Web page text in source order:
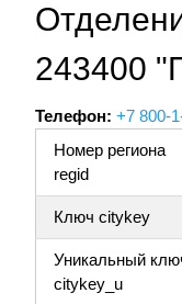
243400
Телефон: +7 800-
Номер региона
regid
Ключ citykey
Уникальный
citykey_u